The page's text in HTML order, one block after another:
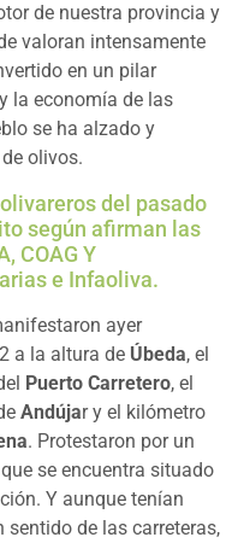
de nuestra provincia y
valoran intensamente
en un pilar
la economía de las
se ha alzado y
olivos.
del pasado
según afirman las
COAG Y
e Infaoliva.
ayer
a la altura de Úbeda, el
Puerto Carretero, el
Andújar y el kilómetro
. Protestaron por un
se encuentra situado
Y aunque tenían
de las carreteras,